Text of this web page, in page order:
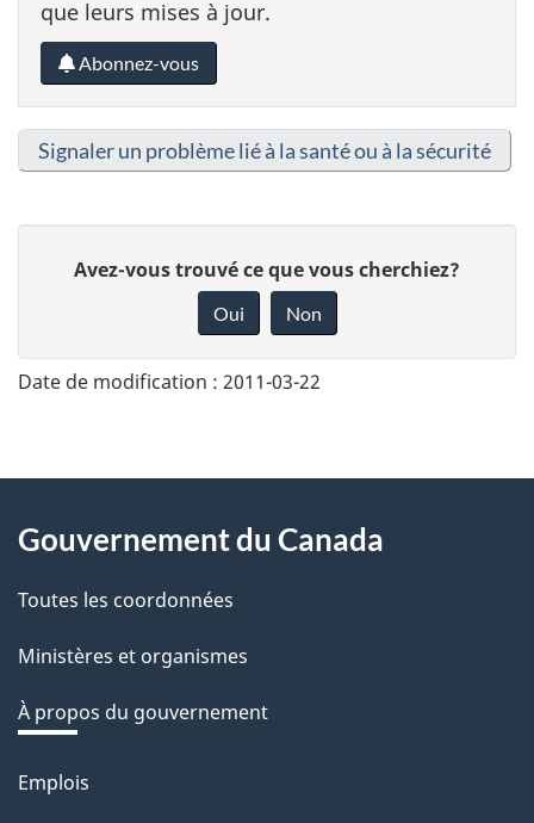
que leurs mises à jour.
Abonnez-vous
Signaler un problème lié à la santé ou à la sécurité
n
v
o
t
r
r
é
t
r
Avez-vous trouvé ce que vous cherchiez?
Oui Non
Date de modification : 2011-03-22
About
this
site
Gouvernement du Canada
Toutes les coordonnées
Ministères et organismes
À propos du gouvernement
Thèmes
Emplois